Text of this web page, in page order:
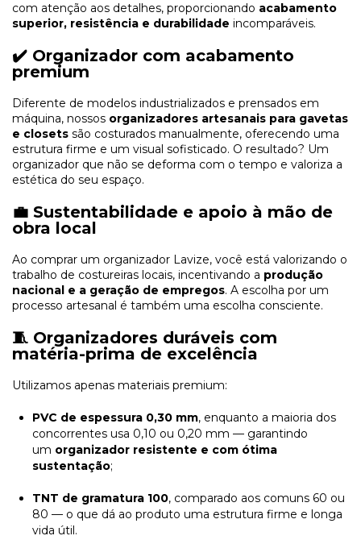
com atenção aos detalhes, proporcionando acabamento
superior, resistência e durabilidade incomparáveis.
✔️ Organizador com acabamento
premium
Diferente de modelos industrializados e prensados em
máquina, nossos organizadores artesanais para gavetas
e closets são costurados manualmente, oferecendo uma
estrutura firme e um visual sofisticado. O resultado? Um
organizador que não se deforma com o tempo e valoriza a
estética do seu espaço.
💼 Sustentabilidade e apoio à mão de
obra local
Ao comprar um organizador Lavize, você está valorizando o
trabalho de costureiras locais, incentivando a produção
nacional e a geração de empregos. A escolha por um
processo artesanal é também uma escolha consciente.
🧵 Organizadores duráveis com
matéria-prima de excelência
Utilizamos apenas materiais premium:
PVC de espessura 0,30 mm, enquanto a maioria dos
concorrentes usa 0,10 ou 0,20 mm — garantindo
um organizador resistente e com ótima
sustentação;
TNT de gramatura 100, comparado aos comuns 60 ou
80 — o que dá ao produto uma estrutura firme e longa
vida útil.